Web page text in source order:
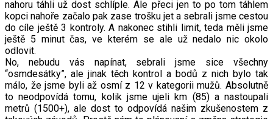
nahoru táhli už dost schlíple. Ale přeci jen to po tom táhlem
kopci nahoře začalo pak zase trošku jet a sebrali jsme cestou
do cíle ještě 3 kontroly. A nakonec stihli limit, teda měli jsme
ještě 5 minut čas, ve kterém se ale už nedalo nic okolo
odlovit.
No, nebudu vás napínat, sebrali jsme sice všechny
“osmdesátky”, ale jinak těch kontrol a bodů z nich bylo tak
málo, že jsme byli až osmí z 12 v kategorii mužů. Absolutně
to neodpovídá tomu, kolik jsme ujeli km (85) a nastoupali
metrů (1500+), ale dost to odpovídá našim zkušenostem z